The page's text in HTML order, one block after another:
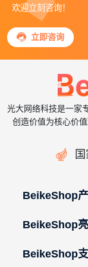
欢迎立刻咨询！
 立即咨询
光大网络科技是一家
创造价值为核心价

BeikeShop
BeikeShop
BeikeShop